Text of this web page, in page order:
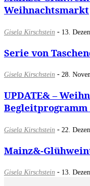
Weihnachtsmarkt
Gisela Kirschstein - 13.
Serie von
Gisela Kirschstein - 28.
UPDATE& –
Begleitprogramm
Gisela Kirschstein - 22.
Mainz&-
Gisela Kirschstein - 13.